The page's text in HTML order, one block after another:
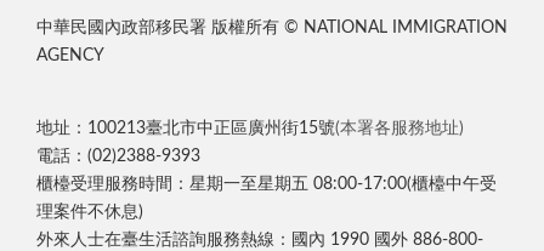
中華民國內政部移民署 版權所有 © NATIONAL IMMIGRATION
AGENCY
地址：100213臺北市中正區廣州街15號(本署各服務地址)
電話：(02)2388-9393
櫃檯受理服務時間：星期一至星期五 08:00-17:00(櫃檯中午受
理案件不休息)
外來人士在臺生活諮詢服務熱線：國內 1990 國外 886-800-